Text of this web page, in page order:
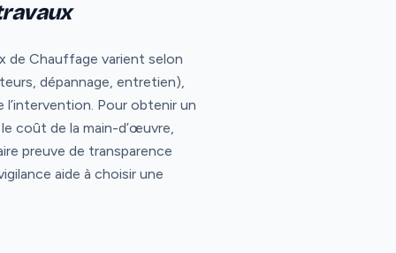
de Chauffage varient selon
dépannage, entretien),
Pour obtenir un
coût de la main-d’œuvre,
preuve de transparence
aide à choisir une